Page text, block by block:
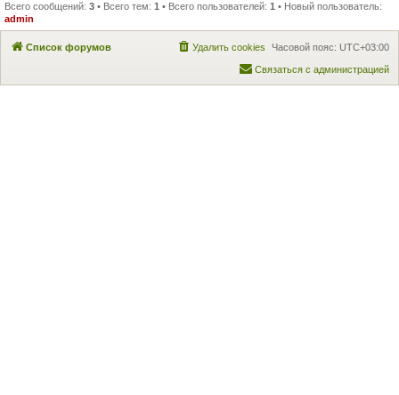
Всего сообщений: 3 • Всего тем: 1 • Всего пользователей: 1 • Новый пользователь:
admin
Список форумов Часовой пояс: UTC+03:00
Удалить cookies
Связаться с администрацией